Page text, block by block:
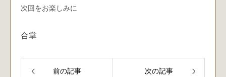
次回をお楽しみに
合掌
前の記事 次の記事